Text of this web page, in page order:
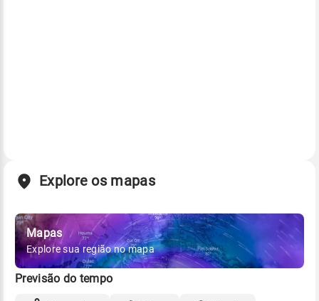
Explore os mapas
Mapas
Explore sua região no mapa
Previsão do tempo